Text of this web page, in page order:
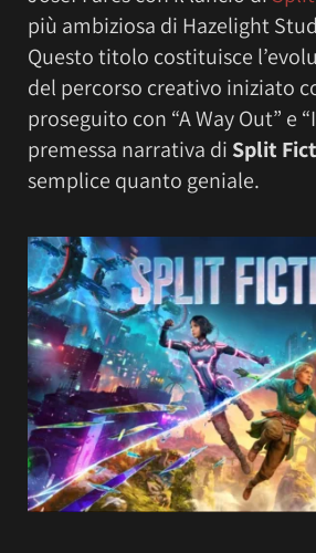
più ambiziosa di Hazelight
Questo titolo costituisce
del percorso creativo iniziato
proseguito con “A Way Out” e
premessa narrativa di Split
semplice quanto geniale.